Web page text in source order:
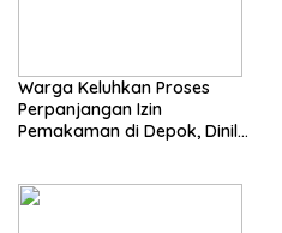
Warga Keluhkan Proses
Perpanjangan Izin
Pemakaman di Depok, Dinilai